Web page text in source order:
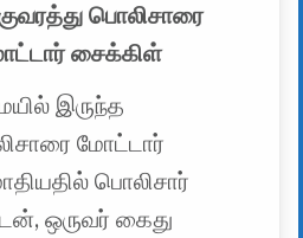
பொலிசாரை
சைக்கிள்
இருந்த
மோட்டார்
பொலிசார்
ஒருவர் கைது